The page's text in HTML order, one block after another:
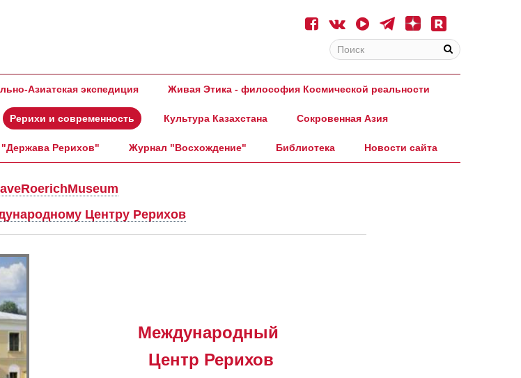
Азиатская экспедиция Живая Этика - философия Космической реальности
Рерихи и современность Культура Казахстана Сокровенная Азия
Рерихов" Журнал "Восхождение" Библиотека Новости сайта
Центру Рерихов
Международный
Центр Рерихов